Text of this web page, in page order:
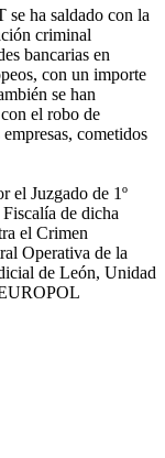
ha saldado con la
criminal
bancarias en
con un importe
se han
el robo de
cometidos
el Juzgado de 1º
de dicha
el Crimen
Operativa de la
de León, Unidad